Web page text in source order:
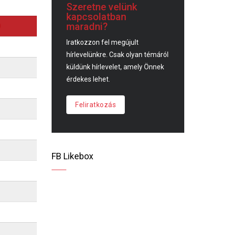
Szeretne velünk
kapcsolatban
maradni?
Iratkozzon fel megújult
hírlevelünkre. Csak olyan témáról
küldünk hírlevelet, amely Önnek
érdekes lehet.
Feliratkozás
FB Likebox